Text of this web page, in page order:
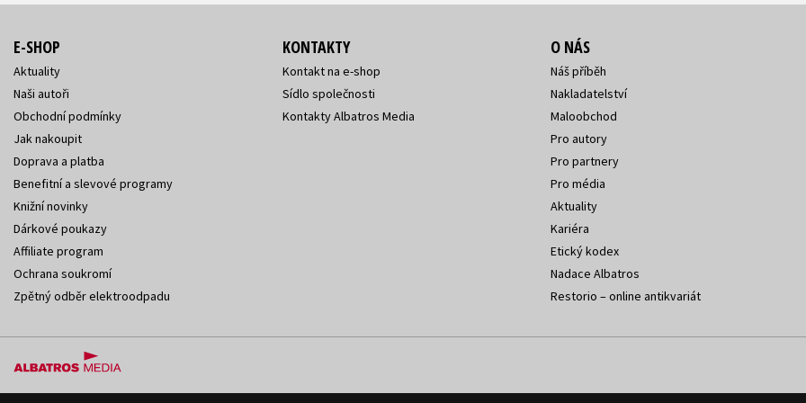
E-SHOP
Aktuality
Naši autoři
Obchodní podmínky
Jak nakoupit
Doprava a platba
Benefitní a slevové programy
Knižní novinky
Dárkové poukazy
Affiliate program
Ochrana soukromí
Zpětný odběr elektroodpadu
KONTAKTY
Kontakt na e-shop
Sídlo společnosti
Kontakty Albatros Media
O NÁS
Náš příběh
Nakladatelství
Maloobchod
Pro autory
Pro partnery
Pro média
Aktuality
Kariéra
Etický kodex
Nadace Albatros
Restorio – online antikvariát